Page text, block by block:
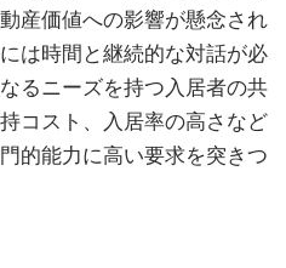
産価値への影響が懸念され
は時間と継続的な対話が必
るニーズを持つ入居者の共
コスト、入居率の高さなど
的能力に高い要求を突きつ